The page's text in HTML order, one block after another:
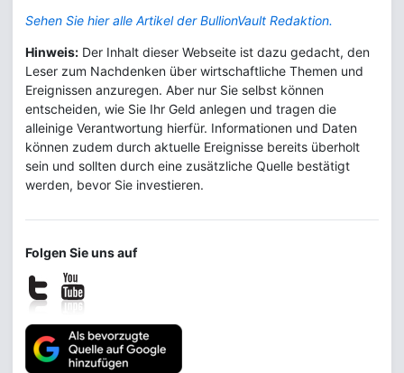
Sehen Sie hier alle Artikel der BullionVault Redaktion.
Hinweis: Der Inhalt dieser Webseite ist dazu gedacht, den
Leser zum Nachdenken über wirtschaftliche Themen und
Ereignissen anzuregen. Aber nur Sie selbst können
entscheiden, wie Sie Ihr Geld anlegen und tragen die
alleinige Verantwortung hierfür. Informationen und Daten
können zudem durch aktuelle Ereignisse bereits überholt
sein und sollten durch eine zusätzliche Quelle bestätigt
werden, bevor Sie investieren.
Folgen Sie uns auf